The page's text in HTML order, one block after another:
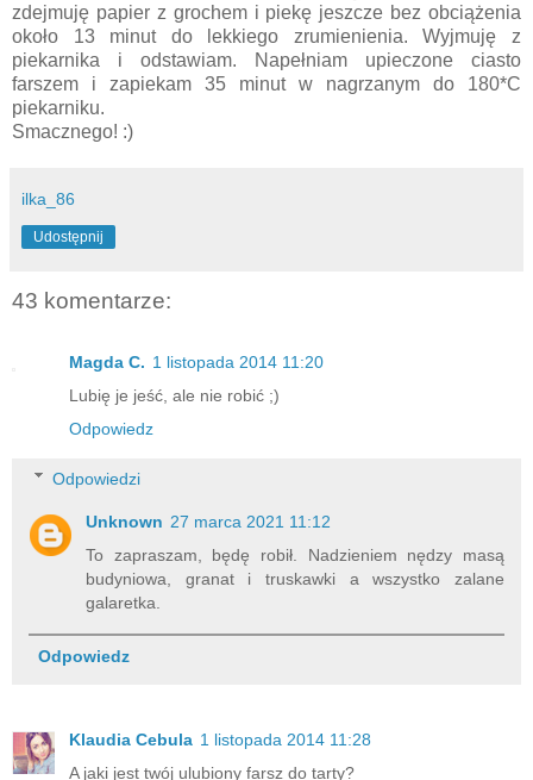
zdejmuję papier z grochem i piekę jeszcze bez obciążenia
około 13 minut do lekkiego zrumienienia. Wyjmuję z
piekarnika i odstawiam. Napełniam upieczone ciasto
farszem i zapiekam 35 minut w nagrzanym do 180*C
piekarniku.
Smacznego! :)
ilka_86
Udostępnij
43 komentarze:
Magda C. 1 listopada 2014 11:20
Lubię je jeść, ale nie robić ;)
Odpowiedz
Odpowiedzi
Unknown 27 marca 2021 11:12
To zapraszam, będę robił. Nadzieniem nędzy masą
budyniowa, granat i truskawki a wszystko zalane
galaretka.
Odpowiedz
Klaudia Cebula 1 listopada 2014 11:28
A jaki jest twój ulubiony farsz do tarty?